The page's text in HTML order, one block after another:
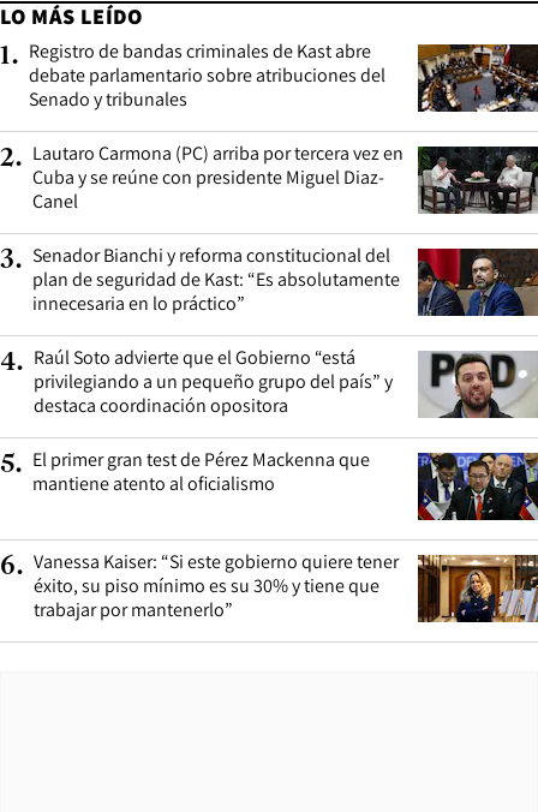
LO MÁS LEÍDO
1. Registro de bandas criminales de Kast abre
debate parlamentario sobre atribuciones del
Senado y tribunales
2. Lautaro Carmona (PC) arriba por tercera vez en
Cuba y se reúne con presidente Miguel Diaz-
Canel
3. Senador Bianchi y reforma constitucional del
plan de seguridad de Kast: “Es absolutamente
innecesaria en lo práctico”
4. Raúl Soto advierte que el Gobierno “está
privilegiando a un pequeño grupo del país” y
destaca coordinación opositora
5. El primer gran test de Pérez Mackenna que
mantiene atento al oficialismo
6. Vanessa Kaiser: “Si este gobierno quiere tener
éxito, su piso mínimo es su 30% y tiene que
trabajar por mantenerlo”